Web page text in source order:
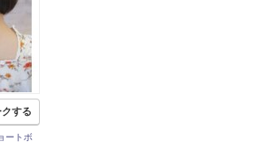
する
ートボ